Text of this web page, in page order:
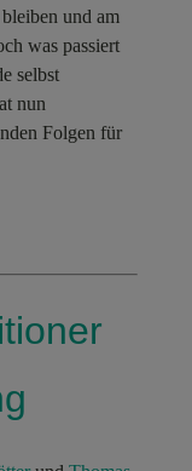
und am
was passiert
selbst
nun
Folgen für